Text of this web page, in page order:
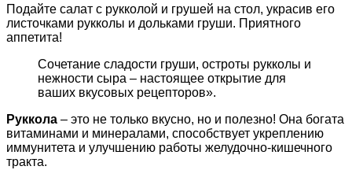
Подайте салат с рукколой и грушей на стол, украсив его
листочками рукколы и дольками груши. Приятного
аппетита!
Сочетание сладости груши, остроты рукколы и
нежности сыра – настоящее открытие для
ваших вкусовых рецепторов».
Руккола – это не только вкусно, но и полезно! Она богата
витаминами и минералами, способствует укреплению
иммунитета и улучшению работы желудочно-кишечного
тракта.